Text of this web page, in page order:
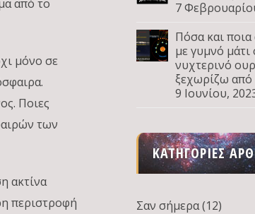
από το
μόνο σε
Ποιες
των
ακτίνα
περιστροφή
7
Πόσα και
με γυμνό
νυχτερινό
ξεχωρίζω από
πλανήτες;
9 Ιουνίου,
ΚΑΤΗΓΟΡΊΕΣ
Σαν σήμερα(12)